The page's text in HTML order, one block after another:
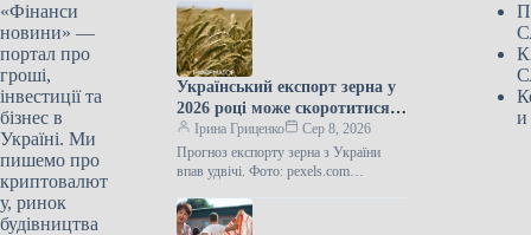
«Фінанси
новини» —
портал про
гроші,
інвестиції та
бізнес в
Україні. Ми
пишемо про
криптовалют
у, ринок
будівництва
Український експорт зерна у
2026 році може скоротитися
наполовину через російські
напади на порти.
Ірина Гриценко
Сер 8, 2026
Прогноз експорту зерна з України
впав удвічі. Фото: pexels.com
України у 2026-27 маркетинговому
році може…
и